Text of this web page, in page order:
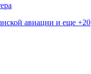
авиации и еще +20